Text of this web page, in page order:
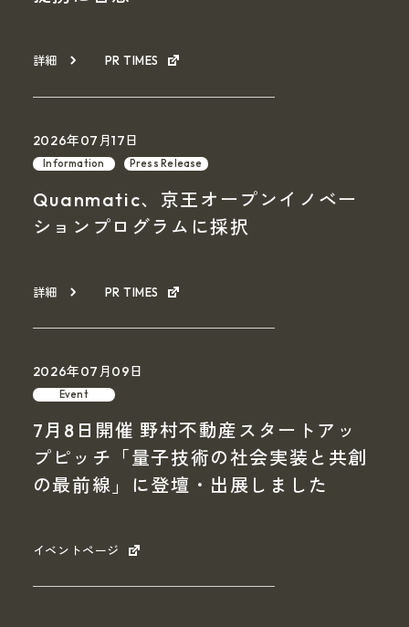
詳細 PR TIMES
2026年07月17日
Information Press Release
Quanmatic、京王オープンイノベー
ションプログラムに採択
詳細 PR TIMES
2026年07月09日
Event
7月8日開催 野村不動産スタートアッ
プピッチ「量子技術の社会実装と共創
の最前線」に登壇・出展しました
イベントページ